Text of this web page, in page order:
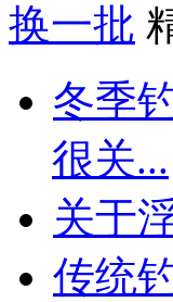
换一批
冬季
很关...
关于
传统